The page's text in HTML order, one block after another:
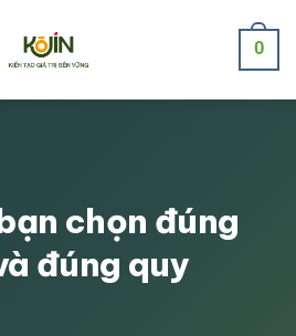
0
chọn đúng
đúng quy